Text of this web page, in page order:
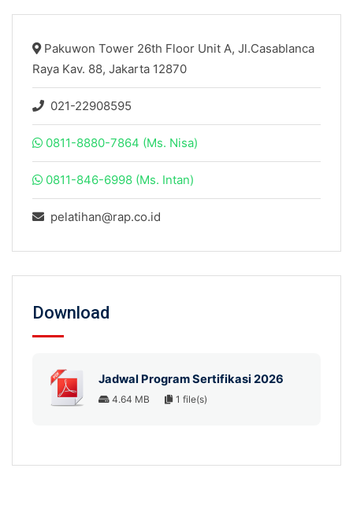
Pakuwon Tower 26th Floor Unit A, Jl.Casablanca
Raya Kav. 88, Jakarta 12870
021-22908595
0811-8880-7864 (Ms. Nisa)
0811-846-6998 (Ms. Intan)
pelatihan@rap.co.id
Download
Jadwal Program Sertifikasi 2026
4.64 MB 1 file(s)